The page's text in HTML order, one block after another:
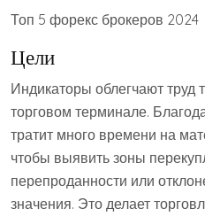
Топ 5 форекс брокеров 2024
Цели
Индикаторы облегчают труд
торговом терминале.
тратит много времени на
чтобы выявить зоны
перепроданности или
значения. Это делает